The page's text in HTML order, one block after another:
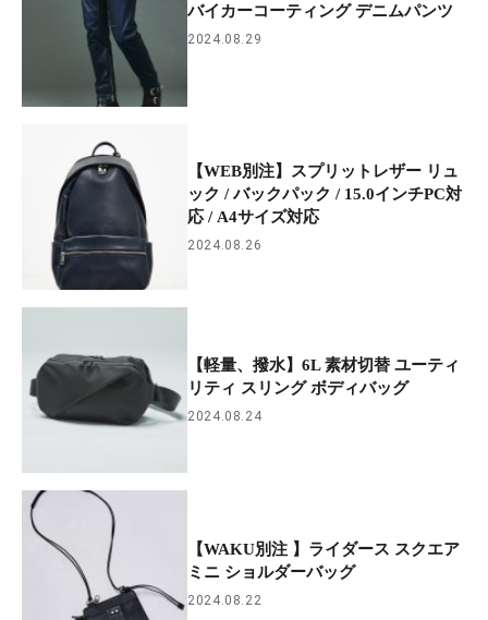
バイカーコーティング デニムパンツ
2024.08.29
【WEB別注】スプリットレザー リュ
ック / バックパック / 15.0インチPC対
応 / A4サイズ対応
2024.08.26
【軽量、撥水】6L 素材切替 ユーティ
リティ スリング ボディバッグ
2024.08.24
【WAKU別注 】ライダース スクエア
ミニ ショルダーバッグ
2024.08.22